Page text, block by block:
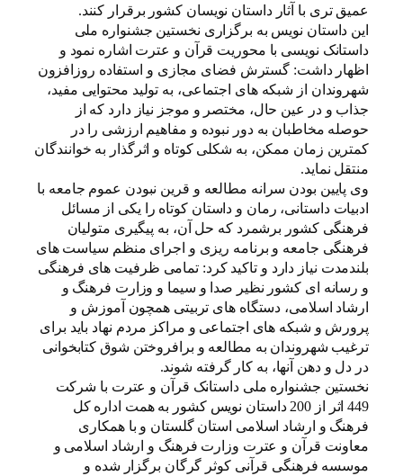
عمیق تری با آثار داستان نویسان کشور برقرار کنند.
این داستان نویس به برگزاری نخستین جشنواره ملی
داستانک نویسی با محوریت قرآن و عترت اشاره نمود و
اظهار داشت: گسترش فضای مجازی و استفاده روزافزون
شهروندان از شبکه های اجتماعی، به تولید محتوایی مفید،
جذاب و در عین حال، مختصر و موجز نیاز دارد که از
حوصله مخاطبان به دور نبوده و مفاهیم ارزشی را در
کمترین زمان ممکن، به شکلی کوتاه و اثرگذار به خوانندگان
منتقل نماید.
وی پایین بودن سرانه مطالعه و قرین نبودن عموم جامعه با
ادبیات داستانی، رمان و داستان کوتاه را یکی از مسائل
فرهنگی کشور برشمرد که حل آن، به پیگیری متولیان
فرهنگی جامعه و برنامه ریزی و اجرای منظم سیاست های
بلندمدت نیاز دارد و تاکید کرد: تمامی ظرفیت های فرهنگی
و رسانه ای کشور نظیر صدا و سیما و وزارت فرهنگ و
ارشاد اسلامی، دستگاه های تربیتی همچون آموزش و
پرورش و شبکه های اجتماعی و مراکز مردم نهاد باید برای
ترغیب شهروندان به مطالعه و برافروختن شوق کتابخوانی
در دل و دهن آنها، به کار گرفته شوند.
نخستین جشنواره ملی داستانک قرآن و عترت با شرکت
449 اثر از 200 داستان نویس کشور به همت اداره کل
فرهنگ و ارشاد اسلامی استان گلستان و با همکاری
معاونت قرآن و عترت وزارت فرهنگ و ارشاد اسلامی و
موسسه فرهنگی قرآنی کوثر گرگان برگزار شده و